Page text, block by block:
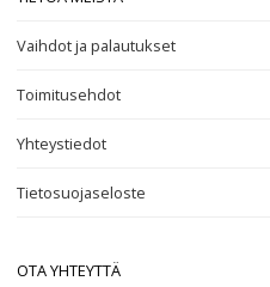
Vaihdot ja palautukset
Toimitusehdot
Yhteystiedot
Tietosuojaseloste
OTA YHTEYTTÄ